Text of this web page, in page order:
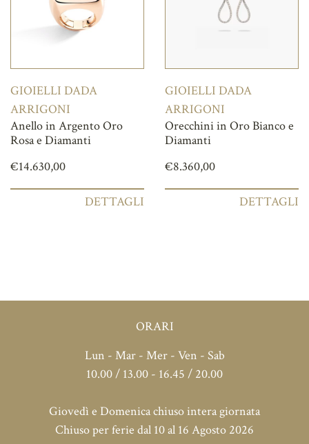
GIOIELLI DADA
ARRIGONI
Anello in Argento Oro
Rosa e Diamanti
€14.630,00
DETTAGLI
GIOIELLI DADA
ARRIGONI
Orecchini in Oro Bianco e
Diamanti
€8.360,00
DETTAGLI
ORARI
Lun - Mar - Mer - Ven - Sab
10.00 / 13.00 - 16.45 / 20.00
Giovedì e Domenica chiuso intera giornata
Chiuso per ferie dal 10 al 16 Agosto 2026